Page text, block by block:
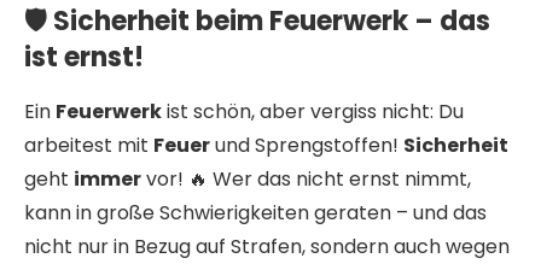
🛡️ Sicherheit beim Feuerwerk – das
ist ernst!
Ein Feuerwerkist schön, aber vergiss nicht: Du
arbeitest mit Feuerund Sprengstoffen! Sicherheit
geht immervor! 🔥 Wer das nicht ernst nimmt,
kann in große Schwierigkeiten geraten – und das
nicht nur in Bezug auf Strafen, sondern auch wegen